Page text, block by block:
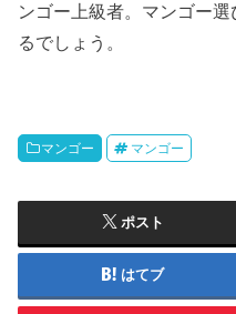
ンゴー上級者。マンゴー
るでしょう。
マンゴー マンゴー
ポスト
はてブ